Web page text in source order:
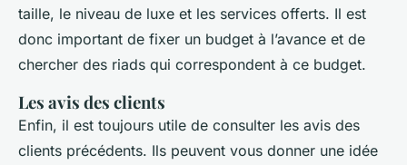
taille, le niveau de luxe et les services offerts. Il est
donc important de fixer un budget à l’avance et de
chercher des riads qui correspondent à ce budget.
Les avis des clients
Enfin, il est toujours utile de consulter les avis des
clients précédents. Ils peuvent vous donner une idée